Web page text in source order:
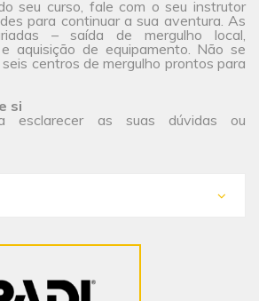
seu curso, fale com o seu instrutor
para continuar a sua aventura. As
– saída de mergulho local,
aquisição de equipamento. Não se
centros de mergulho prontos para
si
esclarecer as suas dúvidas ou